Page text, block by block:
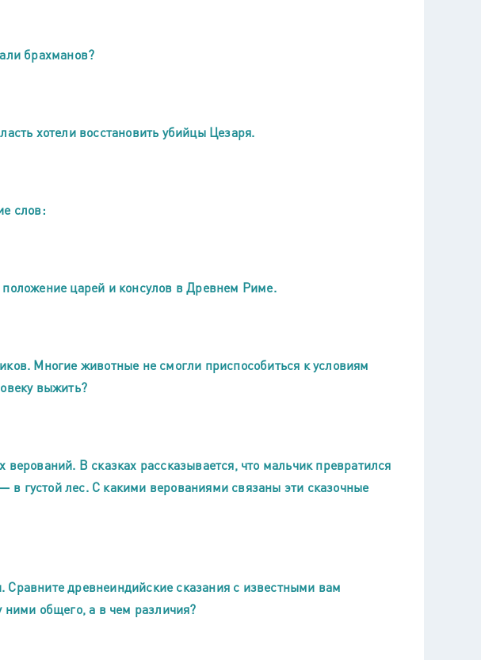
брахманов?
хотели восстановить убийцы Цезаря.
слов:
царей и консулов в Древнем Риме.
Многие животные не смогли приспособиться к условиям
выжить?
В сказках рассказывается, что мальчик превратился
в густой лес. С какими верованиями связаны эти сказочные
древнеиндийские сказания с известными вам
общего, а в чем различия?